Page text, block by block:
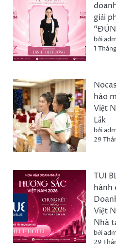
giải
bởi
1
hào
Việt
Lắk
bởi
29
TUI
hành
Việt
Nhà
bởi
29